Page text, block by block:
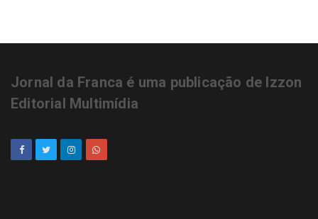
Jornal da Franca é uma publicação de Izzon
Editorial Multimídia